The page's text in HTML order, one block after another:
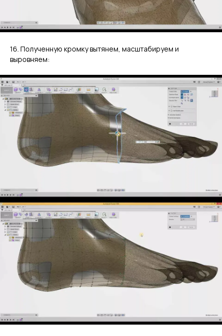
16. Полученную кромку вытянем, масштабируем и
выровняем: